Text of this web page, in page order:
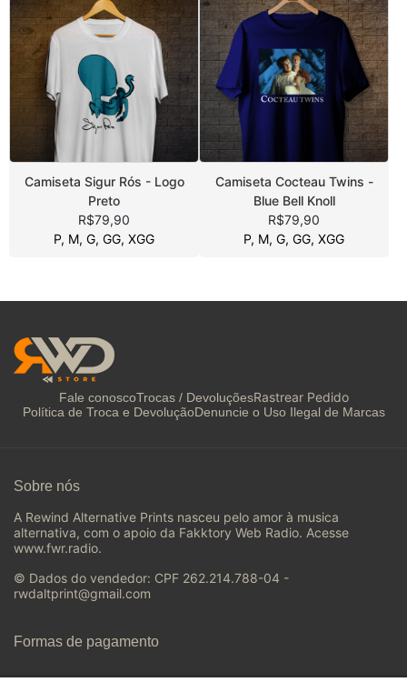
Camiseta Sigur Rós - Logo
Preto
R$79,90
P, M, G, GG, XGG
Camiseta Cocteau Twins -
Blue Bell Knoll
R$79,90
P, M, G, GG, XGG
Fale conoscoTrocas / DevoluçõesRastrear Pedido
Política de Troca e DevoluçãoDenuncie o Uso Ilegal de Marcas
Sobre nós
A Rewind Alternative Prints nasceu pelo amor à musica
alternativa, com o apoio da Fakktory Web Radio. Acesse
www.fwr.radio.
© Dados do vendedor: CPF 262.214.788-04 -
rwdaltprint@gmail.com
Formas de pagamento